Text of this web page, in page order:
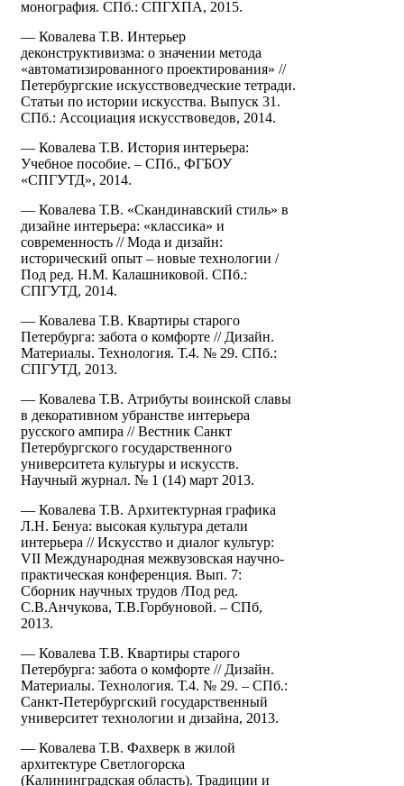
монография. СПб.: СПГХПА, 2015.
— Ковалева Т.В. Интерьер
деконструктивизма: о значении метода
«автоматизированного проектирования» //
Петербургские искусствоведческие тетради.
Статьи по истории искусства. Выпуск 31.
СПб.: Ассоциация искусствоведов, 2014.
— Ковалева Т.В. История интерьера:
Учебное пособие. – СПб., ФГБОУ
«СПГУТД», 2014.
— Ковалева Т.В. «Скандинавский стиль» в
дизайне интерьера: «классика» и
современность // Мода и дизайн:
исторический опыт – новые технологии /
Под ред. Н.М. Калашниковой. СПб.:
СПГУТД, 2014.
— Ковалева Т.В. Квартиры старого
Петербурга: забота о комфорте // Дизайн.
Материалы. Технология. Т.4. № 29. СПб.:
СПГУТД, 2013.
— Ковалева Т.В. Атрибуты воинской славы
в декоративном убранстве интерьера
русского ампира // Вестник Санкт
Петербургского государственного
университета культуры и искусств.
Научный журнал. № 1 (14) март 2013.
— Ковалева Т.В. Архитектурная графика
Л.Н. Бенуа: высокая культура детали
интерьера // Искусство и диалог культур:
VII Международная межвузовская научно-
практическая конференция. Вып. 7:
Сборник научных трудов /Под ред.
С.В.Анчукова, Т.В.Горбуновой. – СПб,
2013.
— Ковалева Т.В. Квартиры старого
Петербурга: забота о комфорте // Дизайн.
Материалы. Технология. Т.4. № 29. – СПб.:
Санкт-Петербургский государственный
университет технологии и дизайна, 2013.
— Ковалева Т.В. Фахверк в жилой
архитектуре Светлогорска
(Калининградская область). Традиции и